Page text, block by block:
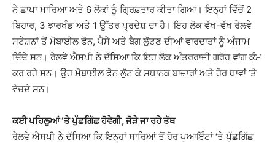
ਨੇ ਛਾਪਾ ਮਾਰਿਆ ਅਤੇ 6 ਲੋਕਾਂ ਨੂੰ ਗ੍ਰਿਫ਼ਤਾਰ ਕੀਤਾ ਗਿਆ। ਇਨ੍ਹਾਂ ਵਿੱਚੋਂ 2
ਬਿਹਾਰ, 3 ਝਾਰਖੰਡ ਅਤੇ 1 ਉੱਤਰ ਪ੍ਰਦੇਸ਼ ਦਾ ਹੈ। ਇਹ ਲੋਕ ਵੱਖ-ਵੱਖ ਰੇਲਵੇ
ਸਟੇਸ਼ਨਾਂ ਤੋਂ ਮੋਬਾਈਲ ਫੋਨ, ਪੈਸੇ ਅਤੇ ਬੈਗ ਲੁੱਟਣ ਦੀਆਂ ਵਾਰਦਾਤਾਂ ਨੂੰ ਅੰਜਾਮ
ਦਿੰਦੇ ਸਨ। ਰੇਲਵੇ ਐਸਪੀ ਨੇ ਦੱਸਿਆ ਕਿ ਇਹ ਲੋਕ ਅੰਤਰਰਾਜੀ ਗਰੋਹ ਵਾਂਗ ਕੰਮ
ਕਰ ਰਹੇ ਸਨ। ਉਹ ਮੋਬਾਈਲ ਫੋਨ ਲੁੱਟ ਕੇ ਸਥਾਨਕ ਬਾਜ਼ਾਰਾਂ ਅਤੇ ਹੋਰ ਥਾਵਾਂ ’ਤੇ
ਵੇਚਦੇ ਸਨ।
ਕਈ ਪਹਿਲੂਆਂ ‘ਤੇ ਪੁੱਛਗਿੱਛ ਹੋਵੇਗੀ, ਜੋੜੇ ਜਾ ਰਹੇ ਤੱਥ
ਰੇਲਵੇ ਐਸਪੀ ਨੇ ਦੱਸਿਆ ਕਿ ਇਨ੍ਹਾਂ ਸਾਰਿਆਂ ਤੋਂ ਹੋਰ ਪੁਆਇੰਟਾਂ ‘ਤੇ ਪੁੱਛਗਿੱਛ